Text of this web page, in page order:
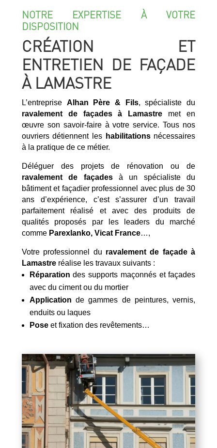
NOTRE EXPERTISE À VOTRE
DISPOSITION
CRÉATION ET
ENTRETIEN DE FAÇADE
À LAMASTRE
L’entreprise Alhan Père & Fils, spécialiste du
ravalement de façades à Lamastre met en
œuvre son savoir-faire à votre service. Tous nos
ouvriers détiennent les habilitationsnécessaires
à la pratique de ce métier.
Déléguer des projets de rénovation ou de
ravalement de façadesà un spécialiste du
bâtiment et façadier professionnel avec plus de 30
ans d’expérience, c’est s’assurer d’un travail
parfaitement réalisé et avec des produits de
qualités proposés par les leaders du marché
comme Parexlanko, Vicat France…,
Votre professionnel du ravalement de façade à
Lamastreréalise les travaux suivants :
Réparation des supports maçonnés et façades
avec du ciment ou du mortier
Application de gammes de peintures, vernis,
enduits ou laques
Poseet fixation des revêtements…